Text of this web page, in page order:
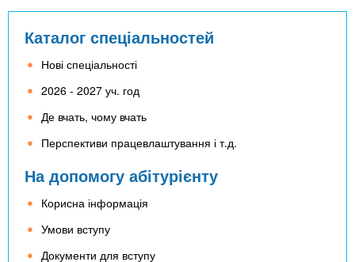
Каталог спеціальностей
Нові спеціальності
2026 - 2027 уч. год
Де вчать, чому вчать
Перспективи працевлаштування і т.д.
На допомогу абітурієнту
Корисна інформація
Умови вступу
Документи для вступу